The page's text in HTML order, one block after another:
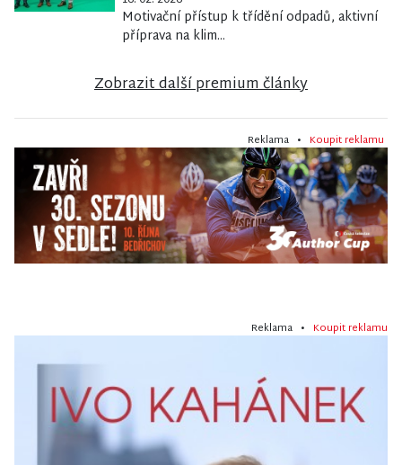
Motivační přístup k třídění odpadů, aktivní
příprava na klim...
Zobrazit další premium články
Reklama • Koupit reklamu
Reklama • Koupit reklamu